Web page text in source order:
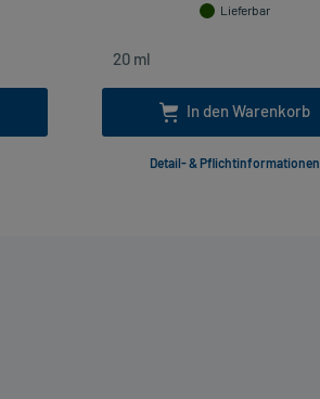
Lieferbar
In den Warenkorb
Detail- & Pflichtinformationen